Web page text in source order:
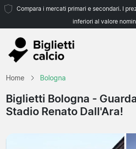
Compara i mercati primari e secondari. I
inferiori al valore
Squadre
Campionati
Home Bologna
Biglietti Bologna -
Stadio Renato Dall'Ara!